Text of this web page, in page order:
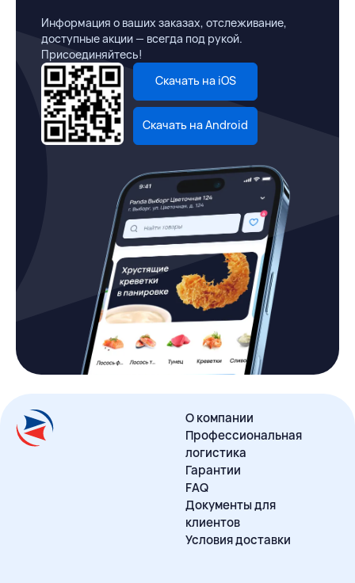
Информация о ваших заказах, отслеживание,
доступные акции — всегда под рукой.
Присоединяйтесь!
Скачать на iOS
Скачать на Android
О компании
Профессиональная
логистика
Гарантии
FAQ
Документы для
клиентов
Условия доставки